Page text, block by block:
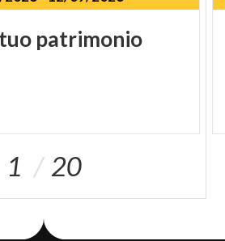
tuo patrimonio
1 20